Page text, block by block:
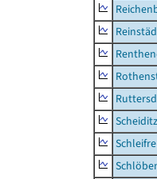
Scheiditz